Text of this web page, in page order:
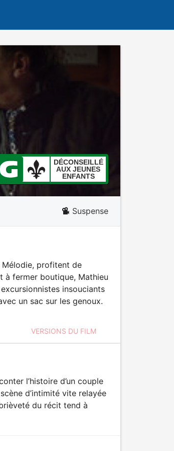
DÉCONSEILLÉ
AUX JEUNES
ENFANTS
Suspense
Mélodie, profitent de
à fermer boutique, Mathieu
insouciants
un sac sur les genoux.
VERSIONS DU FILM
l’histoire d’un couple
d’intimité vite relayée
du récit tend à